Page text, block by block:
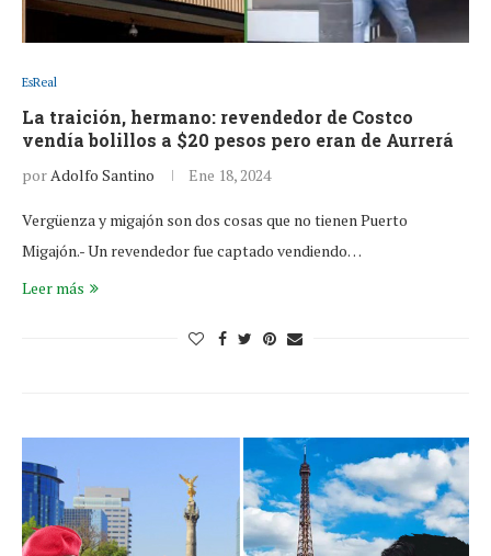
EsReal
La traición, hermano: revendedor de Costco
vendía bolillos a $20 pesos pero eran de Aurrerá
porAdolfo Santino Ene 18, 2024
Vergüenza y migajón son dos cosas que no tienen Puerto
Migajón.- Un revendedor fue captado vendiendo…
Leer más